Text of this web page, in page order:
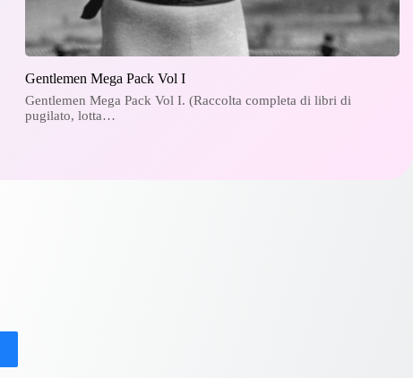
Gentlemen Mega Pack Vol I
Gentlemen Mega Pack Vol I. (Raccolta completa di libri di
pugilato, lotta…